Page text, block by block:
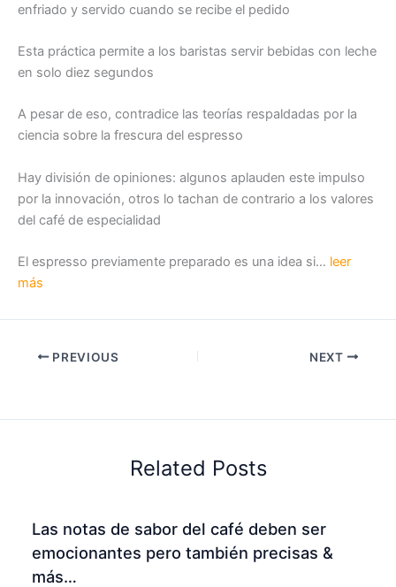
enfriado y servido cuando se recibe el pedido
Esta práctica permite a los baristas servir bebidas con leche
en solo diez segundos
A pesar de eso, contradice las teorías respaldadas por la
ciencia sobre la frescura del espresso
Hay división de opiniones: algunos aplauden este impulso
por la innovación, otros lo tachan de contrario a los valores
del café de especialidad
El espresso previamente preparado es una idea si… leer
más
PREVIOUS NEXT
Related Posts
Las notas de sabor del café deben ser
emocionantes pero también precisas &
más…